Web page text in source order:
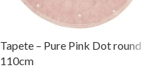
Tapete – Pure Pink Dot round
110cm